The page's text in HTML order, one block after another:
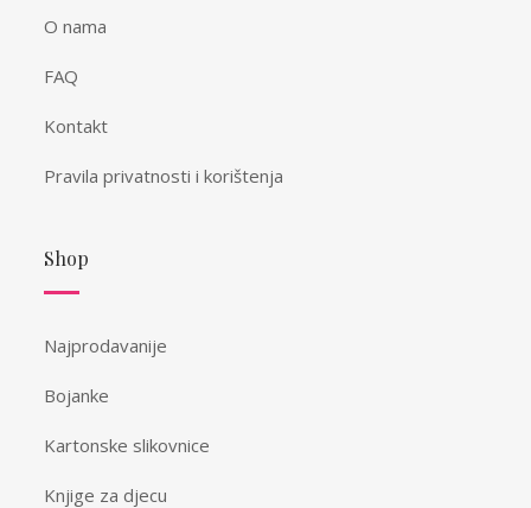
O nama
FAQ
Kontakt
Pravila privatnosti i korištenja
Shop
Najprodavanije
Bojanke
Kartonske slikovnice
Knjige za djecu